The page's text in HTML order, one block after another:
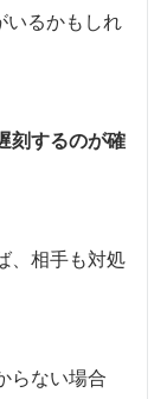
いるかもしれ
刻するのが確
、相手も対処
らない場合